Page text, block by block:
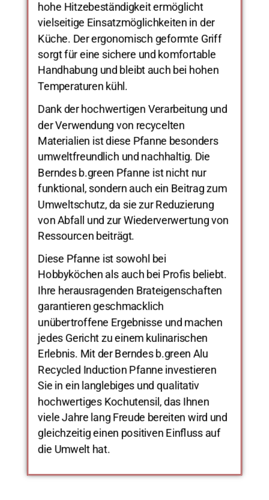
hohe Hitzebeständigkeit ermöglicht
vielseitige Einsatzmöglichkeiten in der
Küche. Der ergonomisch geformte Griff
sorgt für eine sichere und komfortable
Handhabung und bleibt auch bei hohen
Temperaturen kühl.
Dank der hochwertigen Verarbeitung und
der Verwendung von recycelten
Materialien ist diese Pfanne besonders
umweltfreundlich und nachhaltig. Die
Berndes b.green Pfanne ist nicht nur
funktional, sondern auch ein Beitrag zum
Umweltschutz, da sie zur Reduzierung
von Abfall und zur Wiederverwertung von
Ressourcen beiträgt.
Diese Pfanne ist sowohl bei
Hobbyköchen als auch bei Profis beliebt.
Ihre herausragenden Brateigenschaften
garantieren geschmacklich
unübertroffene Ergebnisse und machen
jedes Gericht zu einem kulinarischen
Erlebnis. Mit der Berndes b.green Alu
Recycled Induction Pfanne investieren
Sie in ein langlebiges und qualitativ
hochwertiges Kochutensil, das Ihnen
viele Jahre lang Freude bereiten wird und
gleichzeitig einen positiven Einfluss auf
die Umwelt hat.